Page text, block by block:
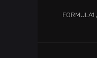
FORMULA1